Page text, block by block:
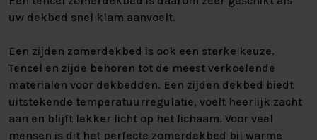
uw dekbed snel klam aanvoelt.
Een zijden zomerdekbed is ook een sterke keuze.
Tencel en zijde behoren tot de meest verkoelende
materialen voor dekbedden. Een zijden dekbed biedt
uitstekende temperatuurregulatie, voelt heerlijk zacht
aan en blijft lekker licht op het lichaam. Voor veel
mensen is dit het perfecte zomerdekbed bij warme